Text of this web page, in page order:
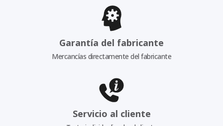
Garantía del fabricante
Mercancías directamente del fabricante
Servicio al cliente